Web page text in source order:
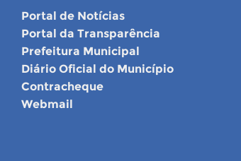
Portal de Notícias
Portal da Transparência
Prefeitura Municipal
Diário Oficial do Município
Contracheque
Webmail